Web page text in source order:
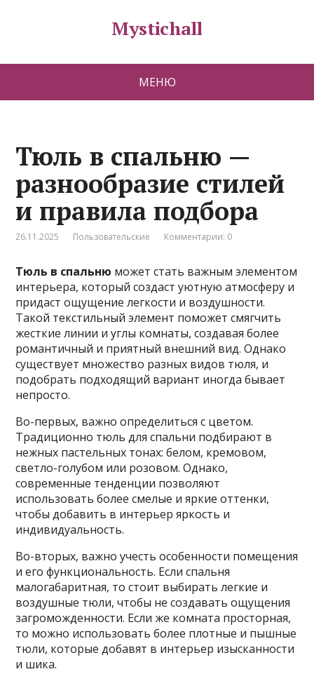
Mystichall
МЕНЮ
Тюль в спальню —
разнообразие стилей
и правила подбора
26.11.2025 Пользовательские Комментарии: 0
Тюль в спальню может стать важным элементом
интерьера, который создаст уютную атмосферу и
придаст ощущение легкости и воздушности.
Такой текстильный элемент поможет смягчить
жесткие линии и углы комнаты, создавая более
романтичный и приятный внешний вид. Однако
существует множество разных видов тюля, и
подобрать подходящий вариант иногда бывает
непросто.
Во-первых, важно определиться с цветом.
Традиционно тюль для спальни подбирают в
нежных пастельных тонах: белом, кремовом,
светло-голубом или розовом. Однако,
современные тенденции позволяют
использовать более смелые и яркие оттенки,
чтобы добавить в интерьер яркость и
индивидуальность.
Во-вторых, важно учесть особенности помещения
и его функциональность. Если спальня
малогабаритная, то стоит выбирать легкие и
воздушные тюли, чтобы не создавать ощущения
загроможденности. Если же комната просторная,
то можно использовать более плотные и пышные
тюли, которые добавят в интерьер изысканности
и шика.